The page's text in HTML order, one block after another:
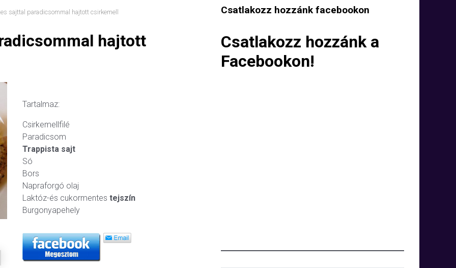
sajttal paradicsommal hajtott csirkemell
hajtott
Tartalmaz:
Csirkemellfilé
Paradicsom
Trappista sajt
Só
Bors
Napraforgó olaj
Laktóz-és cukormentes tejszín
Burgonyapehely
Csatlakozz hozzánk facebookon
Csatlakozz hozzánk a
Facebookon!